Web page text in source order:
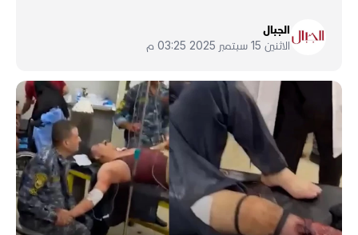
الجبال
الاثنين 15 سبتمبر 2025 03:25 م